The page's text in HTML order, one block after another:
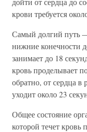
крови требуется
Самый долгий путь
нижние конечности
занимает до 18
кровь проделывает
обратно, от сердца
уходит около 23
Общее состояние
которой течет кровь